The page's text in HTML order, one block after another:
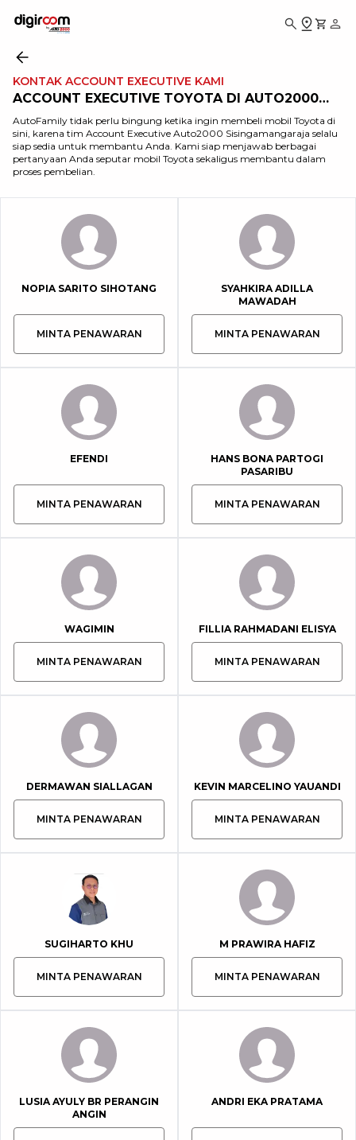
KONTAK ACCOUNT EXECUTIVE KAMI
ACCOUNT EXECUTIVE TOYOTA DI AUTO2000
SISINGAMANGARAJA
AutoFamily tidak perlu bingung ketika ingin membeli mobil Toyota di
sini, karena tim Account Executive Auto2000 Sisingamangaraja selalu
siap sedia untuk membantu Anda. Kami siap menjawab berbagai
pertanyaan Anda seputar mobil Toyota sekaligus membantu dalam
proses pembelian.
NOPIA SARITO SIHOTANG
MINTA PENAWARAN
SYAHKIRA ADILLA
MAWADAH
MINTA PENAWARAN
EFENDI
MINTA PENAWARAN
HANS BONA PARTOGI
PASARIBU
MINTA PENAWARAN
WAGIMIN
MINTA PENAWARAN
FILLIA RAHMADANI ELISYA
MINTA PENAWARAN
DERMAWAN SIALLAGAN
MINTA PENAWARAN
KEVIN MARCELINO YAUANDI
MINTA PENAWARAN
SUGIHARTO KHU
MINTA PENAWARAN
M PRAWIRA HAFIZ
MINTA PENAWARAN
LUSIA AYULY BR PERANGIN
ANGIN
ANDRI EKA PRATAMA